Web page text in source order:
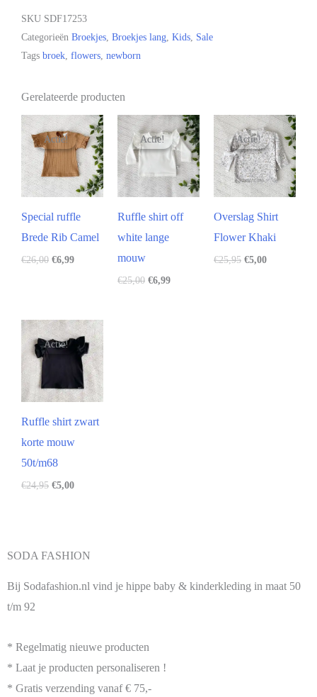
SKU SDF17253
Categorieën Broekjes Broekjes lang Kids Sale
Tags broek flowers newborn
Gerelateerde producten
Actie!
Actie!
Special ruffle
Brede Rib Camel
€26,00 €6,99
Actie!
Actie!
Ruffle shirt off
white lange
mouw
€25,00 €6,99
Actie!
Actie!
Overslag Shirt
Flower Khaki
€25,95 €5,00
Actie!
Actie!
Ruffle shirt zwart
korte mouw
50t/m68
€24,95 €5,00
SODA FASHION
Bij Sodafashion.nl vind je hippe baby & kinderkleding in maat 50
t/m 92
* Regelmatig nieuwe producten
* Laat je producten personaliseren !
* Gratis verzending vanaf € 75,-